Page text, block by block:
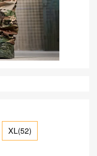
XL(52)